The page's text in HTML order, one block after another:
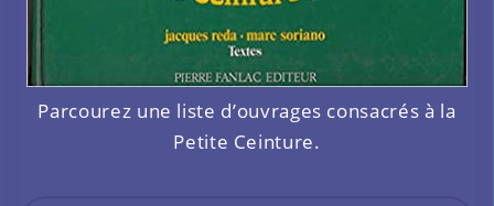
Parcourez une liste d’ouvrages consacrés à la
Petite Ceinture.